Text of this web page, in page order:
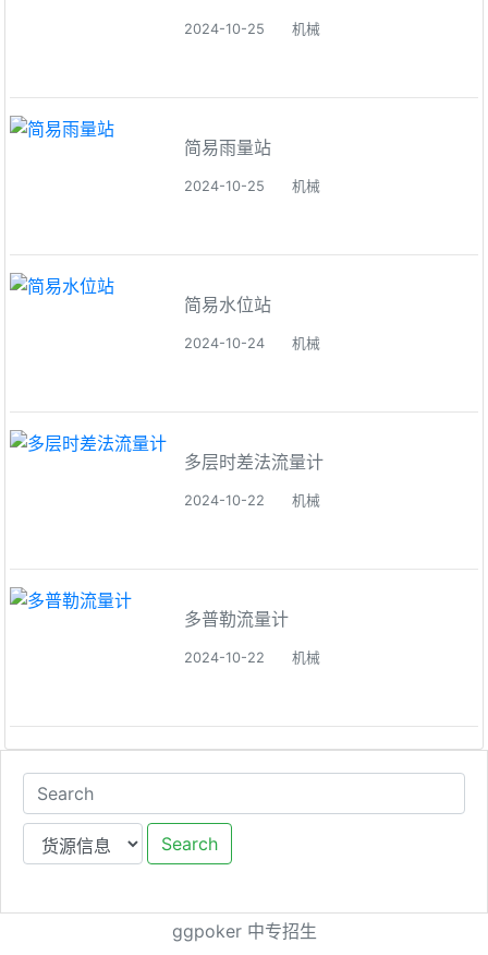
2024-10-25 机械
简易雨量站
2024-10-25 机械
简易水位站
2024-10-24 机械
多层时差法流量计
2024-10-22 机械
多普勒流量计
2024-10-22 机械
Search
ggpoker 中专招生